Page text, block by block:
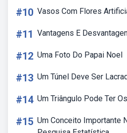
#10 Vasos Com Flores
#11 Vantagens E
#12 Uma Foto Do Papai Noel
#13 Um Túnel Deve Ser
#14 Um Triângulo Pode Ter
#15 Um Conceito Importante